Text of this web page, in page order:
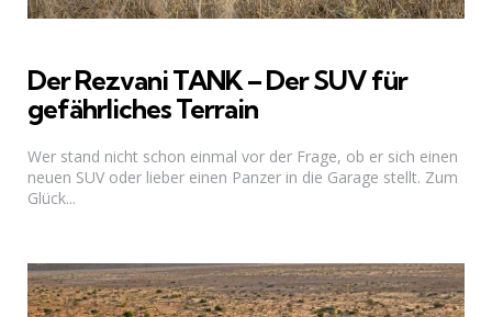
Der Rezvani TANK – Der SUV für
gefährliches Terrain
Wer stand nicht schon einmal vor der Frage, ob er sich einen
neuen SUV oder lieber einen Panzer in die Garage stellt. Zum
Glück...